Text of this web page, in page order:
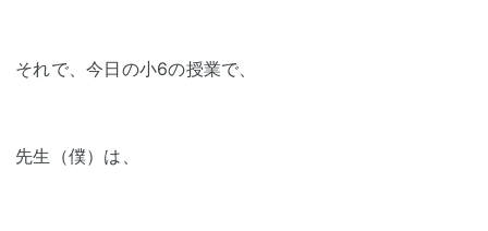
それで、今日の小6の授業で、
先生（僕）は、